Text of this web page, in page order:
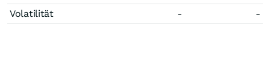
Volatilität
- -